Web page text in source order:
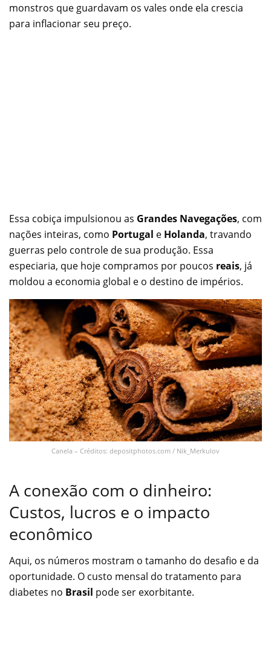
monstros que guardavam os vales onde ela crescia
para inflacionar seu preço.
Essa cobiça impulsionou as Grandes Navegações, com
nações inteiras, como Portugal e Holanda, travando
guerras pelo controle de sua produção. Essa
especiaria, que hoje compramos por poucos reais, já
moldou a economia global e o destino de impérios.
Canela – Créditos: depositphotos.com / Nik_Merkulov
A conexão com o dinheiro:
Custos, lucros e o impacto
econômico
Aqui, os números mostram o tamanho do desafio e da
oportunidade. O custo mensal do tratamento para
diabetes no Brasil pode ser exorbitante.